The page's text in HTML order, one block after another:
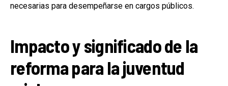
necesarias para desempeñarse en cargos públicos.
Impacto y significado de la
reforma para la juventud